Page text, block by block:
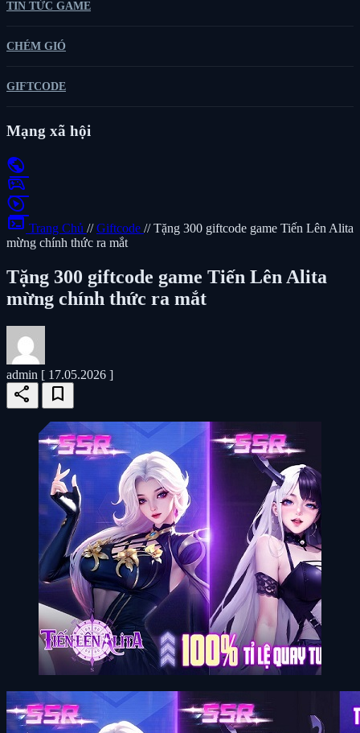
TIN TỨC GAME
CHÉM GIÓ
GIFTCODE
Mạng xã hội
public
sports_esports
play_circle
terminal Trang Chủ // Giftcode // Tặng 300 giftcode game Tiến Lên Alita
mừng chính thức ra mắt
Tặng 300 giftcode game Tiến Lên Alita
mừng chính thức ra mắt
admin [ 17.05.2026 ]
share bookmark